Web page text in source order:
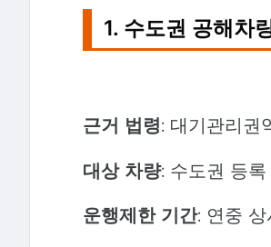
1. 수도권 공해차
근거 법령: 대기관리권
대상 차량: 수도권 등
운행제한 기간: 연중 상